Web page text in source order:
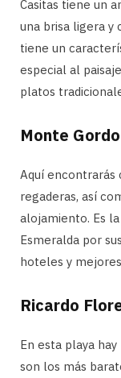
Casitas tiene un
una brisa ligera y
tiene un
especial al
platos
Monte Gordo
Aquí encontrarás
regaderas, así
alojamiento. Es
Esmeralda por
hoteles y
Ricardo
En esta playa
son los más